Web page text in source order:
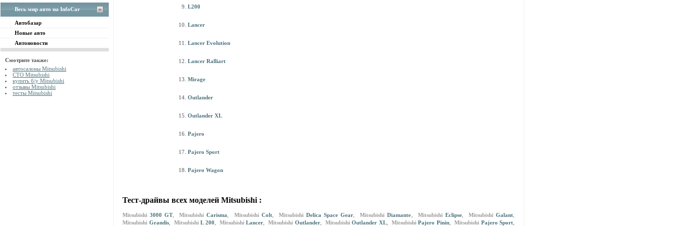
Весь мир авто на InfoCar
Автобазар
Новые авто
Автоновости
Смотрите также:
автосалоны Mitsubishi
СТО Mitsubishi
купить б/у Mitsubishi
отзывы Mitsubishi
тесты Mitsubishi
L200
Lancer
Lancer Evolution
Lancer Ralliart
Mirage
Outlander
Outlander XL
Pajero
Pajero Sport
Pajero Wagon
Тест-драйвы всех моделей Mitsubishi :
Mitsubishi 3000 GT,Mitsubishi Carisma MitsubishiColt, MitsubishiDelica Space Gear ,Mitsubishi Diamante MitsubishiEclipse, MitsubishiGalant
Mitsubishi Grandis, MitsubishiL 200 MitsubishiLancer ,Mitsubishi Outlander, MitsubishiOutlander XL, MitsubishiPajero Pinin,Mitsubishi Pajero Sport